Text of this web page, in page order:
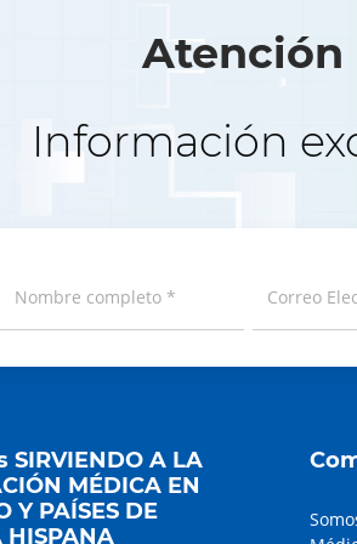
Atención
Información
SIRVIENDO A LA
MÉDICA EN
Y PAÍSES DE
HISPANA